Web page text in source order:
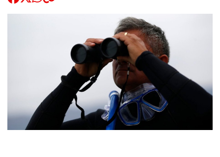
Entrevistas
modo claro